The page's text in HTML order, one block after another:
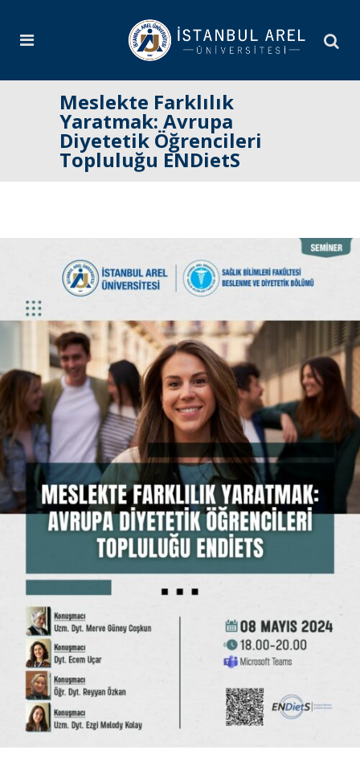
Meslekte Farklılık
Yaratmak: Avrupa
Diyetetik Öğrencileri
Topluluğu ENDietS